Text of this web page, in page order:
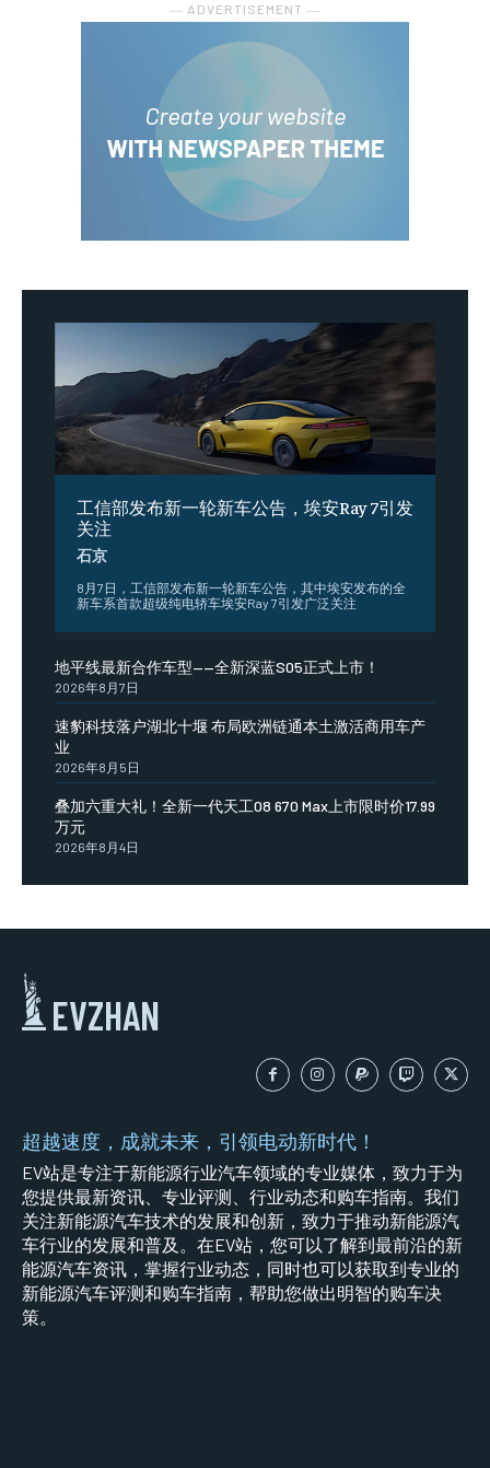
― ADVERTISEMENT ―
工信部发布新一轮新车公告，埃安Ray 7引发
关注
石京
8月7日，工信部发布新一轮新车公告，其中埃安发布的全
新车系首款超级纯电轿车埃安Ray 7引发广泛关注
地平线最新合作车型——全新深蓝S05正式上市！
2026年8月7日
速豹科技落户湖北十堰 布局欧洲链通本土激活商用车产
业
2026年8月5日
叠加六重大礼！全新一代天工08 670 Max上市限时价17.99
万元
2026年8月4日
EVZHAN
超越速度，成就未来，引领电动新时代！
EV站是专注于新能源行业汽车领域的专业媒体，致力于为
您提供最新资讯、专业评测、行业动态和购车指南。我们
关注新能源汽车技术的发展和创新，致力于推动新能源汽
车行业的发展和普及。在EV站，您可以了解到最前沿的新
能源汽车资讯，掌握行业动态，同时也可以获取到专业的
新能源汽车评测和购车指南，帮助您做出明智的购车决
策。